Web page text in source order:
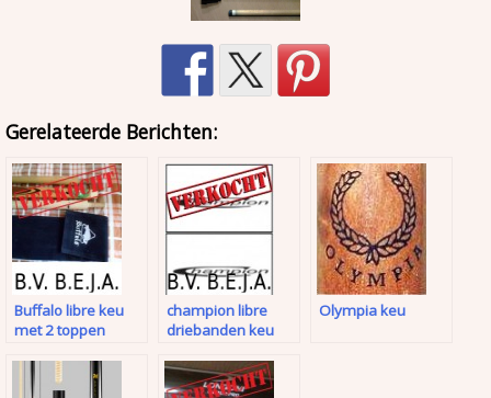
Gerelateerde Berichten:
Buffalo libre keu
met 2 toppen
champion libre
driebanden keu
Olympia keu